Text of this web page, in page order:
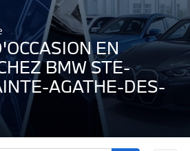
EN
BMW STE-
AGATHE-DES-